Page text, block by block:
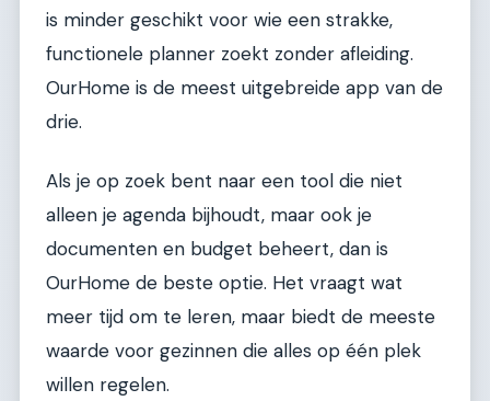
is minder geschikt voor wie een strakke,
functionele planner zoekt zonder afleiding.
OurHome is de meest uitgebreide app van de
drie.
Als je op zoek bent naar een tool die niet
alleen je agenda bijhoudt, maar ook je
documenten en budget beheert, dan is
OurHome de beste optie. Het vraagt wat
meer tijd om te leren, maar biedt de meeste
waarde voor gezinnen die alles op één plek
willen regelen.